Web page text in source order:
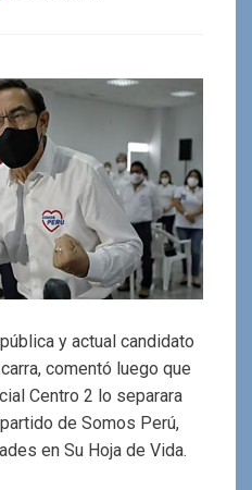
y actual candidato
comentó luego que
Centro 2 lo separara
de Somos Perú,
en Su Hoja de Vida.